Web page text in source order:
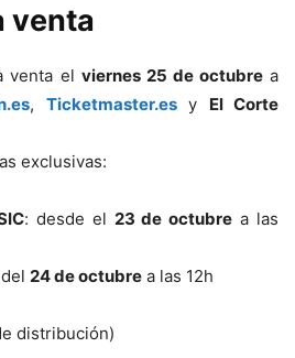
venta
venta el viernes 25 de octubrea
, Ticketmaster.esy El Corte
exclusivas:
: desde el 23 de octubre a las
24 de octubre a las 12h
distribución)